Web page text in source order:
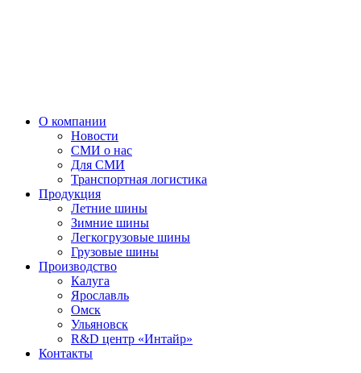
О компании
Новости
СМИ о нас
Для СМИ
Транспортная логистика
Продукция
Летние шины
Зимние шины
Легкогрузовые шины
Грузовые шины
Производство
Калуга
Ярославль
Омск
Ульяновск
R&D центр «Интайр»
Контакты